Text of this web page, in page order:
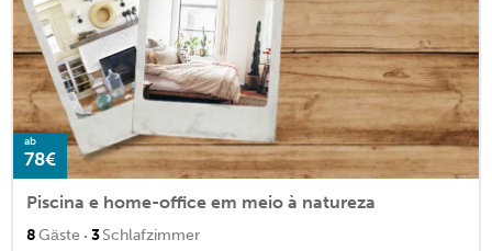
ab
78€
Piscina e home-office em meio à natureza
8Gäste · 3Schlafzimmer